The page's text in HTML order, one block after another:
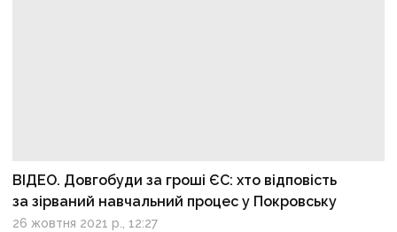
ВІДЕО. Довгобуди за гроші ЄС: хто відповість
за зірваний навчальний процес у Покровську
26 жовтня 2021 р., 12:27